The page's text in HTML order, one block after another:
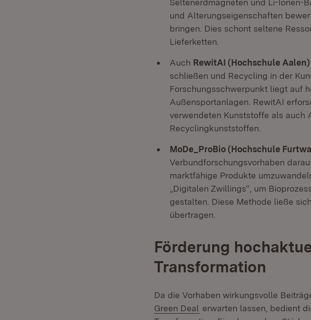
Seltenerdmagneten und Li-Ionen-
und Alterungseigenschaften
bringen. Dies schont seltene
Lieferketten.
Auch RewitAI (Hochschule Aalen)
schließen und Recycling in der
Forschungsschwerpunkt liegt auf
Außensportanlagen. RewitAI
verwendeten Kunststoffe als auch
Recyclingkunststoffen.
MoDe_ProBio (Hochschule
Verbundforschungsvorhaben
marktfähige Produkte
„Digitalen Zwillings“, um
gestalten. Diese Methode ließe
übertragen.
Förderung
Transformation
Da die Vorhaben wirkungsvolle
Green Deal (Öffnet in neuem Fenster)
erwarten lassen, bedient